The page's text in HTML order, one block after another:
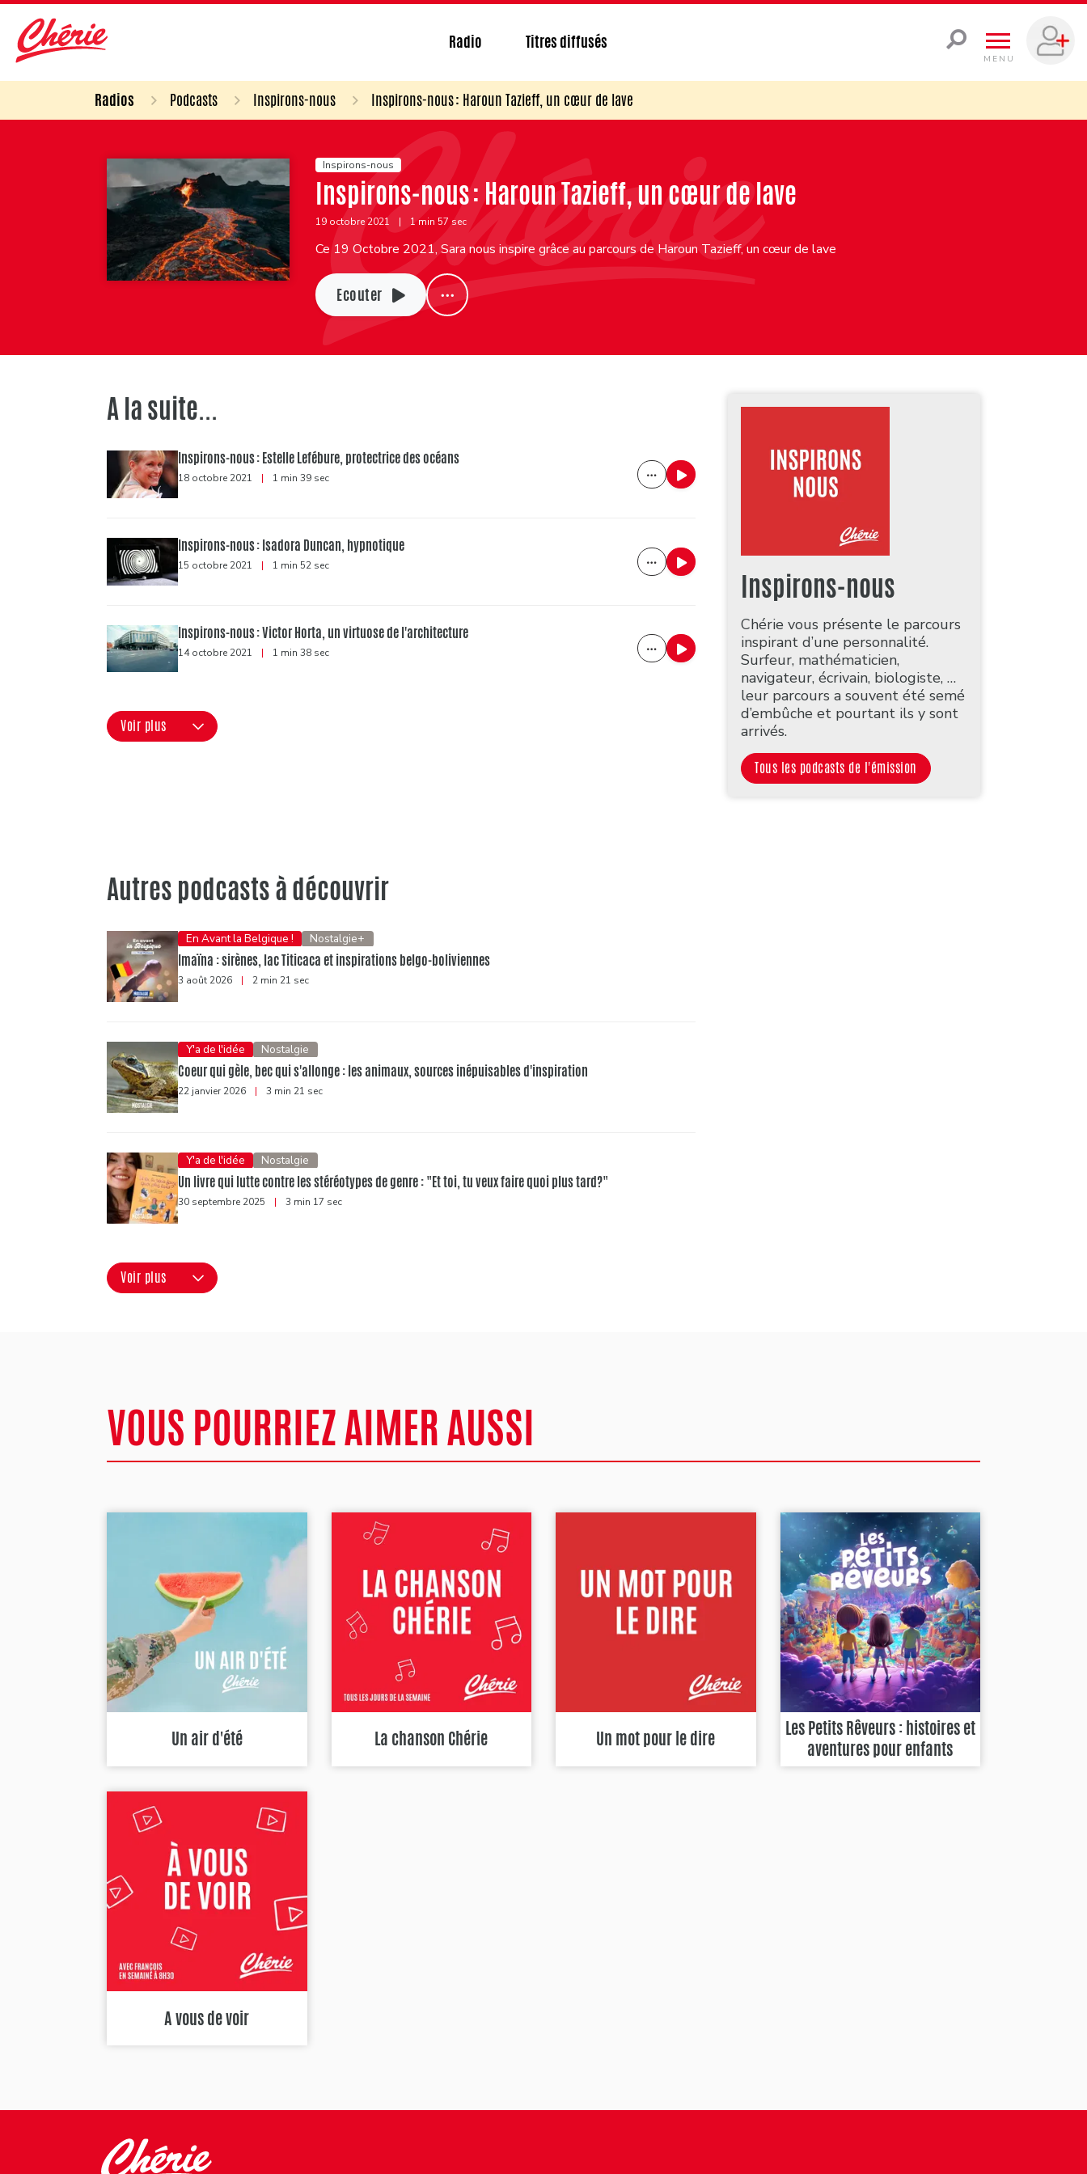
Radio Titres diffusés
MENU
Radios Podcasts Inspirons-nous Inspirons-nous : Haroun Tazieff, un cœur de lave
Inspirons-nous
Inspirons-nous : Haroun Tazieff, un cœur de lave
19 octobre 2021 | 1 min 57 sec
Ce 19 Octobre 2021, Sara nous inspire grâce au parcours de Haroun Tazieff, un cœur de lave
Ecouter
A la suite...
Inspirons-nous : Estelle Lefébure, protectrice des océans
18 octobre 2021 | 1 min 39 sec
Inspirons-nous : Isadora Duncan, hypnotique
15 octobre 2021 | 1 min 52 sec
Inspirons-nous : Victor Horta, un virtuose de l'architecture
14 octobre 2021 | 1 min 38 sec
Voir plus
Inspirons-nous
Chérie vous présente le parcours
inspirant d’une personnalité.
Surfeur, mathématicien,
navigateur, écrivain, biologiste, …
leur parcours a souvent été semé
d’embûche et pourtant ils y sont
arrivés.
Tous les podcasts de l'émission
Autres podcasts à découvrir
En Avant la Belgique ! Nostalgie+
Imaïna : sirènes, lac Titicaca et inspirations belgo-boliviennes
3 août 2026 | 2 min 21 sec
Y'a de l'idée Nostalgie
Coeur qui gèle, bec qui s'allonge : les animaux, sources inépuisables d'inspiration
22 janvier 2026 | 3 min 21 sec
Y'a de l'idée Nostalgie
Un livre qui lutte contre les stéréotypes de genre : "Et toi, tu veux faire quoi plus tard?"
30 septembre 2025 | 3 min 17 sec
Voir plus
VOUS POURRIEZ AIMER AUSSI
Un air d'été La chanson Chérie Un mot pour le dire
Les Petits Rêveurs : histoires et
aventures pour enfants
A vous de voir